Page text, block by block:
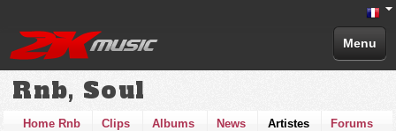
Menu
Rnb, Soul
Home Rnb Clips Albums News Artistes Forums